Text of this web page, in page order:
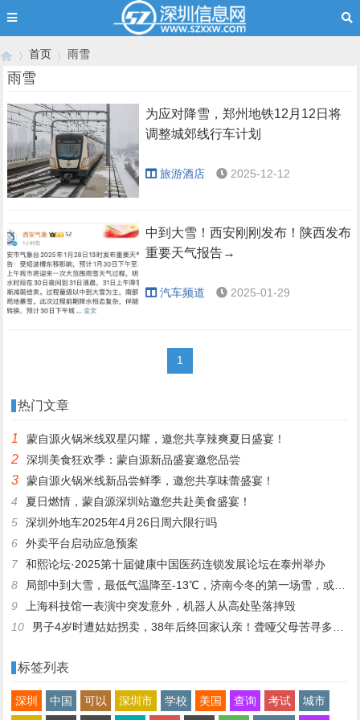
›
首页
›
雨雪
雨雪
为应对降雪，郑州地铁12月12日将
调整城郊线行车计划
旅游酒店 2025-12-12
中到大雪！西安刚刚发布！陕西发布
重要天气报告→
汽车频道 2025-01-29
1
热门文章
1 蒙自源火锅米线双星闪耀，邀您共享辣爽夏日盛宴！
2 深圳美食狂欢季：蒙自源新品盛宴邀您品尝
3
蒙自源火锅米线新品尝鲜季，邀您共享味蕾盛宴！
4
夏日燃情，蒙自源深圳站邀您共赴美食盛宴！
5
深圳外地车2025年4月26日周六限行吗
6
外卖平台启动应急预案
7
和熙论坛·2025第十届健康中国医药连锁发展论坛在泰州举办
8
局部中到大雪，最低气温降至-13℃，济南今冬的第一场雪，或跟去年同一时间！
9
上海科技馆一表演中突发意外，机器人从高处坠落摔毁
10
男子4岁时遭姑姑拐卖，38年后终回家认亲！聋哑父母苦寻多年，母亲已抱憾离世丨红星寻人
标签列表
深圳 中国 可以 深圳市 学校 美国 查询 考试
城市